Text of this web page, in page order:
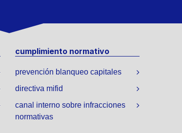
cumplimiento normativo
prevención blanqueo capitales
directiva mifid
canal interno sobre infracciones
normativas